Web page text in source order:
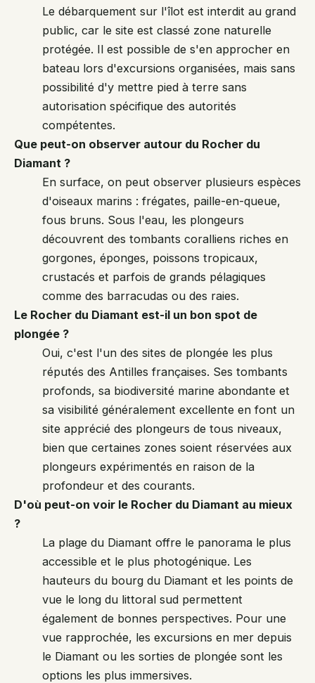
Le débarquement sur l'îlot est interdit au grand
public, car le site est classé zone naturelle
protégée. Il est possible de s'en approcher en
bateau lors d'excursions organisées, mais sans
possibilité d'y mettre pied à terre sans
autorisation spécifique des autorités
compétentes.
Que peut-on observer autour du Rocher du
Diamant ?
En surface, on peut observer plusieurs espèces
d'oiseaux marins : frégates, paille-en-queue,
fous bruns. Sous l'eau, les plongeurs
découvrent des tombants coralliens riches en
gorgones, éponges, poissons tropicaux,
crustacés et parfois de grands pélagiques
comme des barracudas ou des raies.
Le Rocher du Diamant est-il un bon spot de
plongée ?
Oui, c'est l'un des sites de plongée les plus
réputés des Antilles françaises. Ses tombants
profonds, sa biodiversité marine abondante et
sa visibilité généralement excellente en font un
site apprécié des plongeurs de tous niveaux,
bien que certaines zones soient réservées aux
plongeurs expérimentés en raison de la
profondeur et des courants.
D'où peut-on voir le Rocher du Diamant au mieux
?
La plage du Diamant offre le panorama le plus
accessible et le plus photogénique. Les
hauteurs du bourg du Diamant et les points de
vue le long du littoral sud permettent
également de bonnes perspectives. Pour une
vue rapprochée, les excursions en mer depuis
le Diamant ou les sorties de plongée sont les
options les plus immersives.